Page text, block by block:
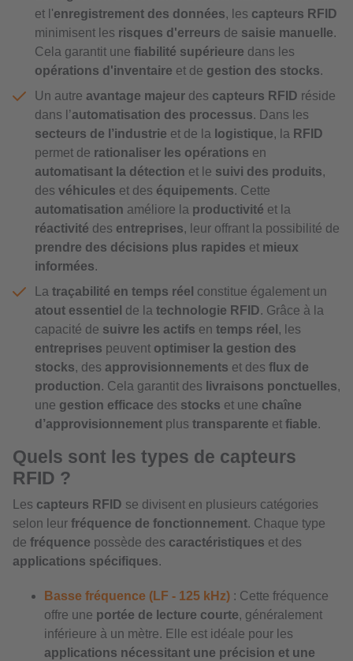
et l'enregistrement des données, les capteurs RFID
minimisent les risques d'erreurs de saisie manuelle.
Cela garantit une fiabilité supérieure dans les
opérations d'inventaire et de gestion des stocks.
Un autre avantage majeur des capteurs RFID réside
dans l’automatisation des processus. Dans les
secteurs de l’industrie et de la logistique, la RFID
permet de rationaliser les opérations en
automatisant la détection et le suivi des produits,
des véhicules et des équipements. Cette
automatisation améliore la productivité et la
réactivité des entreprises, leur offrant la possibilité de
prendre des décisions plus rapides et mieux
informées.
La traçabilité en temps réel constitue également un
atout essentiel de la technologie RFID. Grâce à la
capacité de suivre les actifs en temps réel , les
entreprises peuvent optimiser la gestion des
stocks, des approvisionnements et des flux de
production. Cela garantit des livraisons ponctuelles,
une gestion efficace des stocks et une chaîne
d’approvisionnement plus transparente et fiable.
Quels sont les types de capteurs
RFID ?
Les capteurs RFID se divisent en plusieurs catégories
selon leur fréquence de fonctionnement. Chaque type
de fréquence possède des caractéristiques et des
applications spécifiques.
Basse fréquence (LF - 125 kHz) : Cette fréquence
offre une portée de lecture courte, généralement
inférieure à un mètre. Elle est idéale pour les
applications nécessitant une précision et une